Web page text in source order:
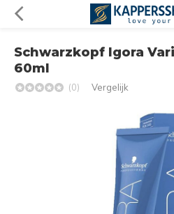
Schwarzkopf Igora
60ml
(0) Vergelijk